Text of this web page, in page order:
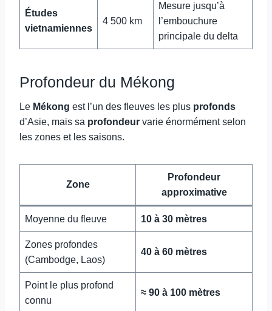
Études
vietnamiennes
4 500 km
Mesure jusqu’à
l’embouchure
principale du delta
Profondeur du Mékong
Le Mékong est l’un des fleuves les plus profonds
d’Asie, mais sa profondeur varie énormément selon
les zones et les saisons.
Zone
Profondeur
approximative
Moyenne du fleuve 10 à 30 mètres
Zones profondes
(Cambodge, Laos)
40 à 60 mètres
Point le plus profond
connu
≈ 90 à 100 mètres